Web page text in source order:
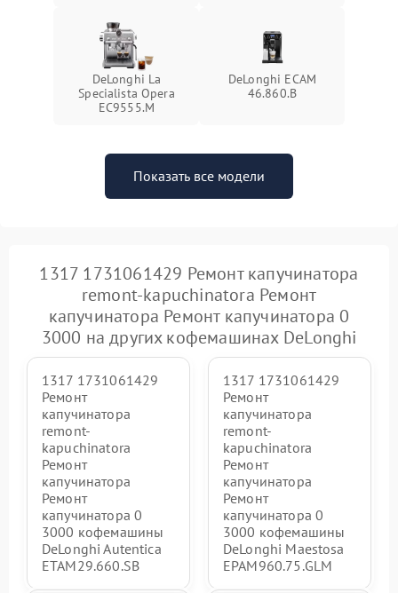
DeLonghi La
Specialista Opera
EC9555.M
DeLonghi ECAM
46.860.B
Показать все модели
1317 1731061429 Ремонт капучинатора
remont-kapuchinatora Ремонт
капучинатора Ремонт капучинатора 0
3000 на других кофемашинах DeLonghi
1317 1731061429
Ремонт
капучинатора
remont-
kapuchinatora
Ремонт
капучинатора
Ремонт
капучинатора 0
3000 кофемашины
DeLonghi Autentica
ETAM29.660.SB
1317 1731061429
Ремонт
капучинатора
remont-
kapuchinatora
Ремонт
капучинатора
Ремонт
капучинатора 0
3000 кофемашины
DeLonghi Maestosa
EPAM960.75.GLM